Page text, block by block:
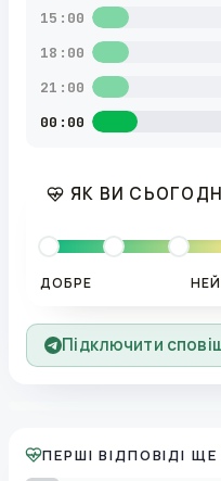
15:00
18:00
21:00
00:00
ЯК ВИ
ДОБРЕ
Підключити
ПЕРШІ ВІДПОВІДІ